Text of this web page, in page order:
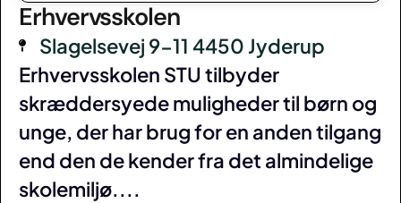
Erhvervsskolen
Slagelsevej 9-11 4450 Jyderup
Erhvervsskolen STU tilbyder
skræddersyede muligheder til børn og
unge, der har brug for en anden tilgang
end den de kender fra det almindelige
skolemiljø....